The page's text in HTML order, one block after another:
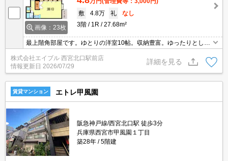
画像：23枚
敷
4.8万 礼
なし
3階
1R 27.68m²
最上階角部屋です。ゆとりの洋室10帖。収納豊富。ゆったりとした
スペースで一人暮しを。駅近くでラクラク便利。ゆとりの洋室10
帖。TVモニターホンで安心生活を!。収納スペースが充実。
株式会社エイブル 西宮北口駅前店
情報更新日 2026/07/29
詳細を見る
賃貸マンション エトレ甲風園
阪急神戸線/西宮北口駅 徒歩3分
兵庫県西宮市甲風園１丁目
築28年
5階建